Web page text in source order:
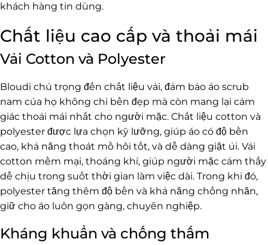
khách hàng tin dùng.
Chất liệu cao cấp và thoải mái
Vải Cotton và Polyester
Bloudi chú trọng đến chất liệu vải, đảm bảo áo scrub
nam của họ không chỉ bền đẹp mà còn mang lại cảm
giác thoải mái nhất cho người mặc. Chất liệu cotton và
polyester được lựa chọn kỹ lưỡng, giúp áo có độ bền
cao, khả năng thoát mồ hôi tốt, và dễ dàng giặt ủi. Vải
cotton mềm mại, thoáng khí, giúp người mặc cảm thấy
dễ chịu trong suốt thời gian làm việc dài. Trong khi đó,
polyester tăng thêm độ bền và khả năng chống nhăn,
giữ cho áo luôn gọn gàng, chuyên nghiệp.
Kháng khuẩn và chống thấm